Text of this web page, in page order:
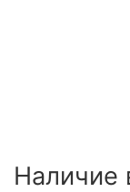
Наличие